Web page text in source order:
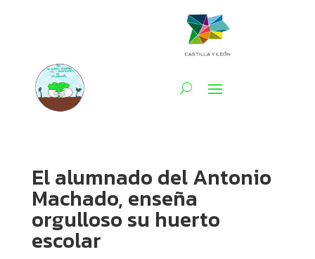
El alumnado del Antonio
Machado, enseña
orgulloso su huerto
escolar